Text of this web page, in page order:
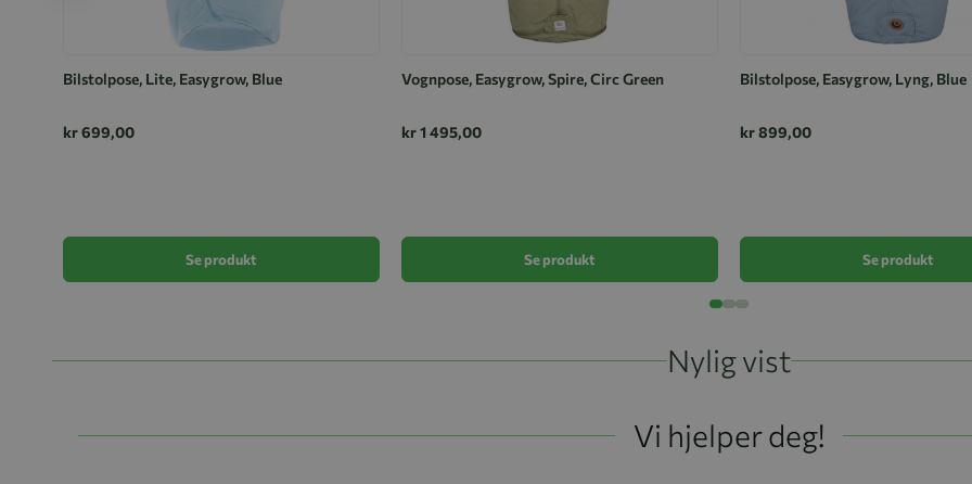
Bilstolpose, Lite, Easygrow, Blue
kr 699,00
Se produkt
Vognpose, Easygrow, Spire, Circ Green
kr 1 495,00
Se produkt
Bilstolpose, Easygrow, Lyng, Blue
kr 899,00
Se produkt
Nylig vist
Vi hjelper deg!